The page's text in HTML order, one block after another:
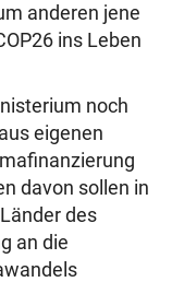
anderen jene
ins Leben
noch
eigenen
davon sollen in
des
an die